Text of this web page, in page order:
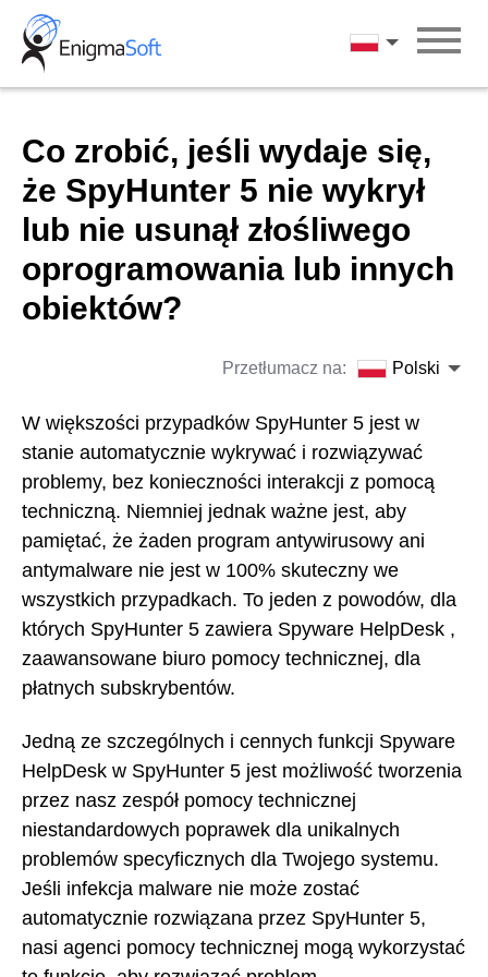
Skip
content
Polski
Co zrobić, jeśli wydaje się,
że SpyHunter 5 nie wykrył
lub nie usunął złośliwego
oprogramowania lub innych
obiektów?
Przetłumacz na: Polski
W większości przypadków SpyHunter 5 jest w
stanie automatycznie wykrywać i rozwiązywać
problemy, bez konieczności interakcji z pomocą
techniczną. Niemniej jednak ważne jest, aby
pamiętać, że żaden program antywirusowy ani
antymalware nie jest w 100% skuteczny we
wszystkich przypadkach. To jeden z powodów, dla
których SpyHunter 5 zawiera Spyware HelpDesk ,
zaawansowane biuro pomocy technicznej, dla
płatnych subskrybentów.
Jedną ze szczególnych i cennych funkcji Spyware
HelpDesk w SpyHunter 5 jest możliwość tworzenia
przez nasz zespół pomocy technicznej
niestandardowych poprawek dla unikalnych
problemów specyficznych dla Twojego systemu.
Jeśli infekcja malware nie może zostać
automatycznie rozwiązana przez SpyHunter 5,
nasi agenci pomocy technicznej mogą wykorzystać